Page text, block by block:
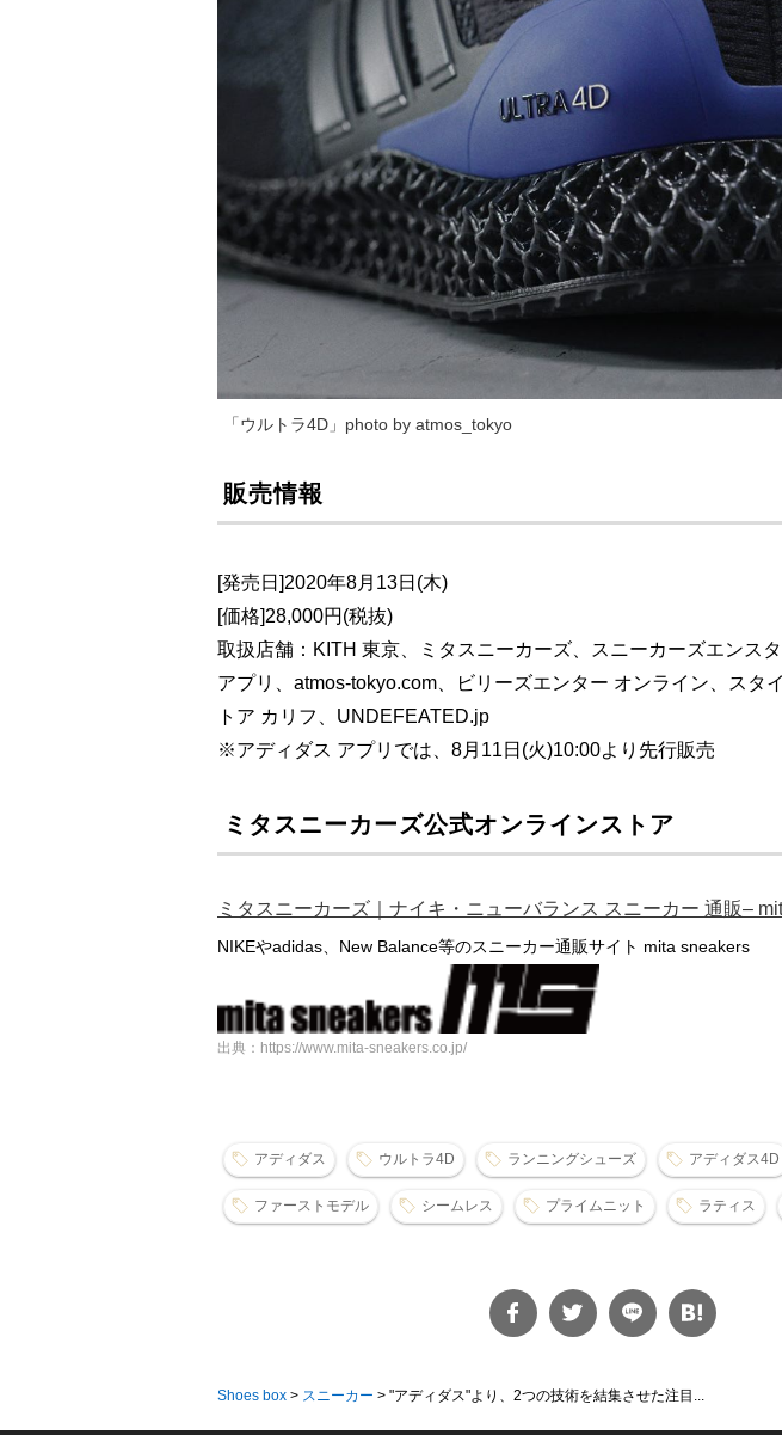
「ウルトラ4D」photo by atmos_tokyo
販売情報
[発売日]2020年8月13日(木)
[価格]28,000円(税抜)
取扱店舗：KITH 東京、ミタスニーカーズ、スニーカーズエンス
アプリ、atmos-tokyo.com、ビリーズエンター オンライン、スタ
トア カリフ、UNDEFEATED.jp
※アディダス アプリでは、8⽉11⽇(⽕)10:00より先行販売
ミタスニーカーズ公式オンラインストア
ミタスニーカーズ｜ナイキ・ニューバランス スニーカー 通販–
NIKEやadidas、New Balance等のスニーカー通販サイト mita sneakers
出典：https://www.mita-sneakers.co.jp/
アディダス ウルトラ4D ランニングシューズ アディダス4D
ファーストモデル シームレス プライムニット ラティス
Shoes box > スニーカー > "アディダス"より、2つの技術を結集させた注目...